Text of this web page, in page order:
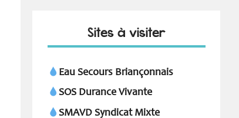
Sites à visiter
Eau Secours Briançonnais
SOS Durance Vivante
SMAVD Syndicat Mixte